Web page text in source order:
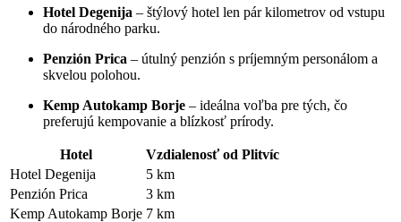
Hotel Degenija – štýlový hotel len pár kilometrov od vstupu
do národného parku.
Penzión Prica – útulný penzión s príjemným personálom a
skvelou polohou.
Kemp Autokamp Borje – ideálna voľba pre tých, čo
preferujú kempovanie a blízkosť prírody.
Hotel
Vzdialenosť od Plitvíc
Hotel Degenija
5 km
Penzión Prica
3 km
Kemp Autokamp Borje 7 km